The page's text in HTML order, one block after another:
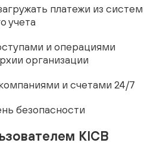
платежи из систем
учета
и операциями
организации
и счетами 24/7
безопасности
KICB